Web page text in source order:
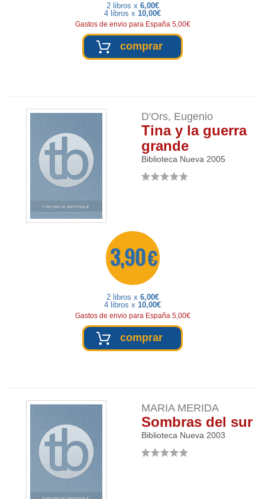
2 libros x 6,00€
4 libros x 10,00€
Gastos de envio para España 5,00€
comprar
D'Ors, Eugenio
Tina y la guerra
grande
Biblioteca Nueva 2005
3,90 €
2 libros x 6,00€
4 libros x 10,00€
Gastos de envio para España 5,00€
comprar
MARIA MERIDA
Sombras del sur
Biblioteca Nueva 2003